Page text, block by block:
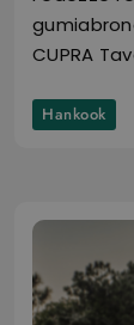
CUPRA
Hankook